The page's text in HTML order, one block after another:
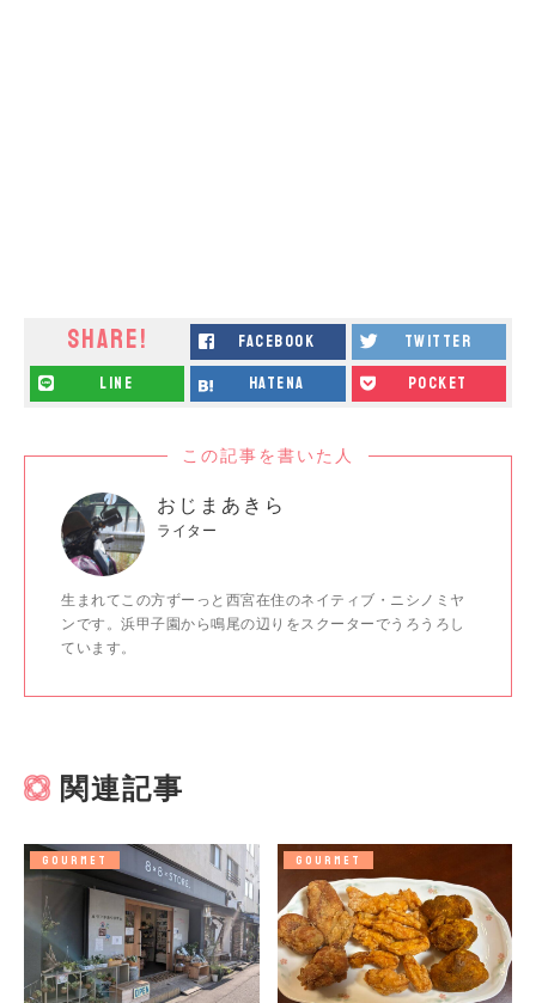
SHARE! facebook twitter
line hatena pocket
この記事を書いた人
おじまあきら
ライター
生まれてこの方ずーっと西宮在住のネイティブ・ニシノミヤ
ンです。浜甲子園から鳴尾の辺りをスクーターでうろうろし
ています。
関連記事
GOURMET GOURMET